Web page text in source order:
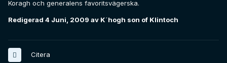
Koragh och generalens favoritsvägerska.
Redigerad 4 Juni, 2009 av K´hogh son of Klintoch
Citera